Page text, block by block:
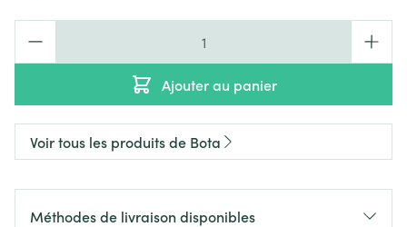
Ajouter au panier
Voir tous les produits de Bota
Méthodes de livraison disponibles